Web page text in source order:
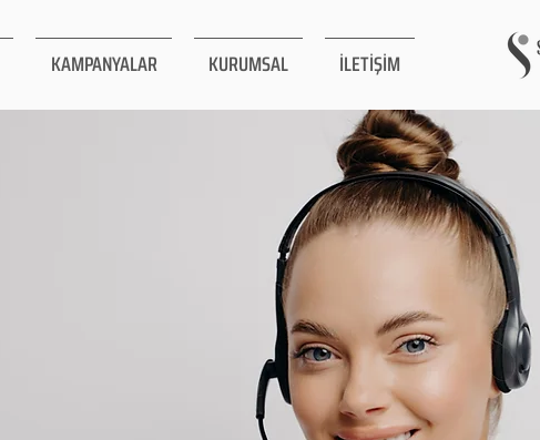
KAMPANYALAR KURUMSAL İLETİŞİM